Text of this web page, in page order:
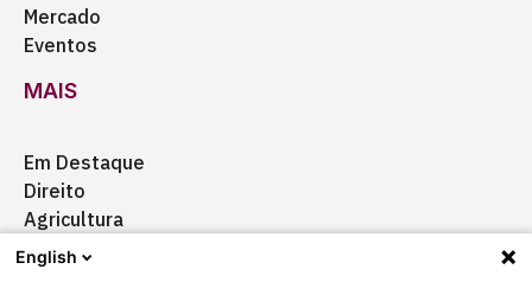
Mercado
Eventos
MAIS
Em Destaque
Direito
Agricultura
Certificação
English